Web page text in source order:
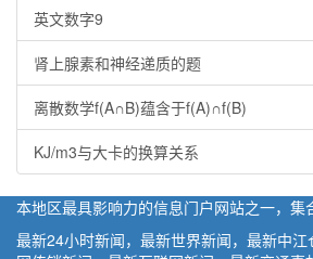
英文数字9
肾上腺素和神经递质的题
离散数学f(A∩B)蕴含于f(A)∩f(B)
KJ/m3与大卡的换算关系
本地区最具影响力的信息门户网站之一，集
最新24小时新闻，最新世界新闻，最新中